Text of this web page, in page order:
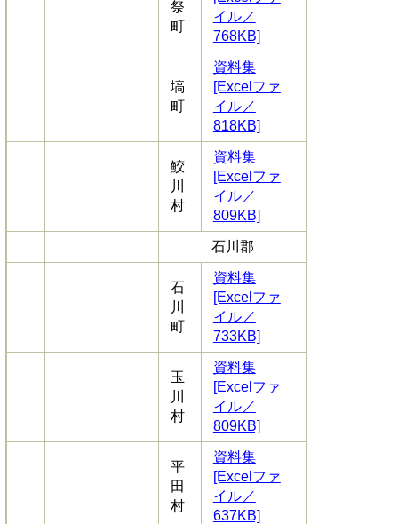
祭
町
イル／
768KB]
塙
町
資料集
[Excelファ
イル／
818KB]
鮫
川
村
資料集
[Excelファ
イル／
809KB]
石川郡
石
川
町
資料集
[Excelファ
イル／
733KB]
玉
川
村
資料集
[Excelファ
イル／
809KB]
平
田
村
資料集
[Excelファ
イル／
637KB]